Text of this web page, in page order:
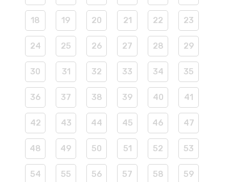
18 19 20 21 22 23
24 25 26 27 28 29
30 31 32 33 34 35
36 37 38 39 40 41
42 43 44 45 46 47
48 49 50 51 52 53
54 55 56 57 58 59